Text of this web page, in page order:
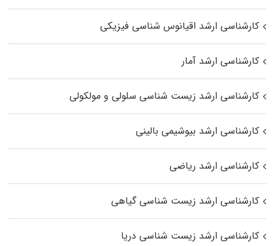
کارشناسی ارشد اقیانوس‌ شناسی فیزیکی
کارشناسی ارشد آمار
کارشناسی ارشد زیست شناسی سلولی و مولکولی
کارشناسی ارشد بیوشیمی بالینی
کارشناسی ارشد ریاضی
کارشناسی ارشد زیست‌ شناسی گیاهی
کارشناسی ارشد زیست‌ شناسی دریا